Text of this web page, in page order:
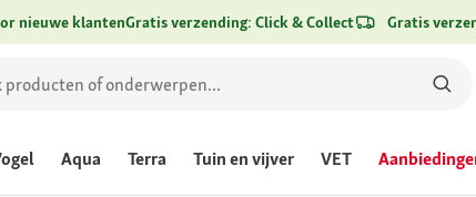
nieuwe klantenGratis verzending: Click & Collect Gratis
Aqua Terra Tuin en vijver VET